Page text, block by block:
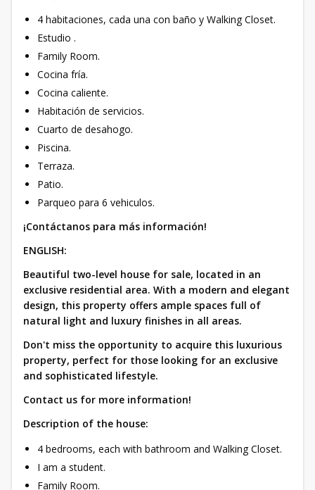
4 habitaciones, cada una con baño y Walking Closet.
Estudio .
Family Room.
Cocina fría.
Cocina caliente.
Habitación de servicios.
Cuarto de desahogo.
Piscina.
Terraza.
Patio.
Parqueo para 6 vehiculos.
¡Contáctanos para más información!
ENGLISH:
Beautiful two-level house for sale, located in an
exclusive residential area. With a modern and elegant
design, this property offers ample spaces full of
natural light and luxury finishes in all areas.
Don't miss the opportunity to acquire this luxurious
property, perfect for those looking for an exclusive
and sophisticated lifestyle.
Contact us for more information!
Description of the house:
4 bedrooms, each with bathroom and Walking Closet.
I am a student.
Family Room.